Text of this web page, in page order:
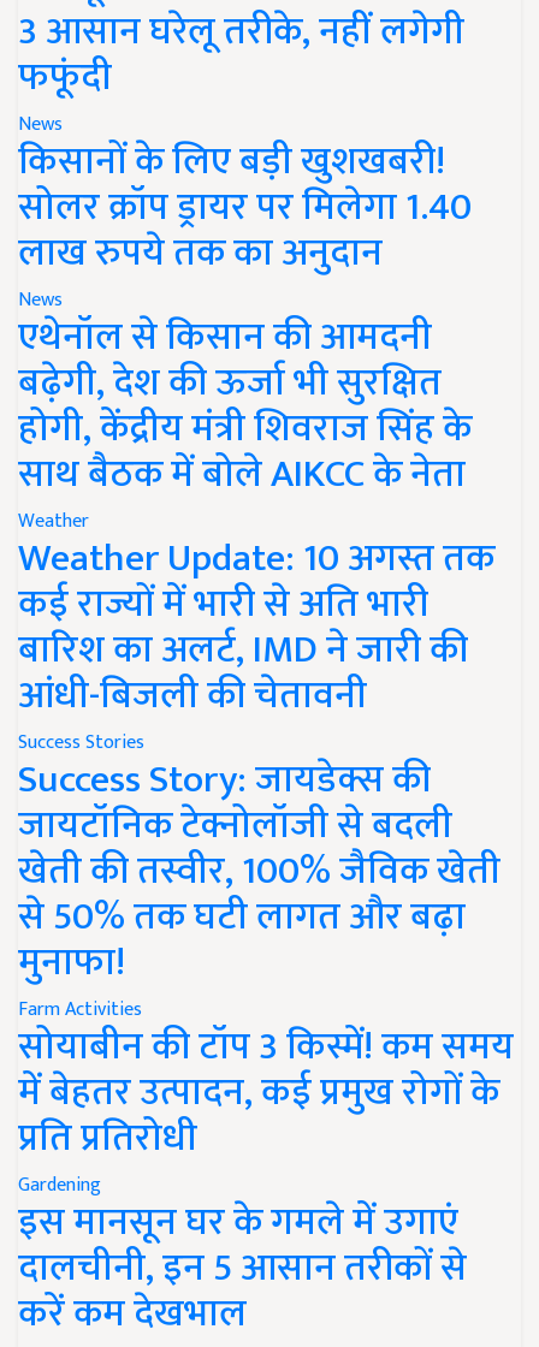
3 आसान घरेलू तरीके, नहीं लगेगी
फफूंदी
News
किसानों के लिए बड़ी खुशखबरी!
सोलर क्रॉप ड्रायर पर मिलेगा 1.40
लाख रुपये तक का अनुदान
News
एथेनॉल से किसान की आमदनी
बढ़ेगी, देश की ऊर्जा भी सुरक्षित
होगी, केंद्रीय मंत्री शिवराज सिंह के
साथ बैठक में बोले AIKCC के नेता
Weather
Weather Update: 10 अगस्त तक
कई राज्यों में भारी से अति भारी
बारिश का अलर्ट, IMD ने जारी की
आंधी-बिजली की चेतावनी
Success Stories
Success Story: जायडेक्स की
जायटॉनिक टेक्नोलॉजी से बदली
खेती की तस्वीर, 100% जैविक खेती
से 50% तक घटी लागत और बढ़ा
मुनाफा!
Farm Activities
सोयाबीन की टॉप 3 किस्में! कम समय
में बेहतर उत्पादन, कई प्रमुख रोगों के
प्रति प्रतिरोधी
Gardening
इस मानसून घर के गमले में उगाएं
दालचीनी, इन 5 आसान तरीकों से
करें कम देखभाल